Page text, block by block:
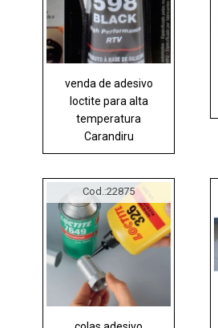
venda de adesivo
loctite para alta
temperatura
Carandiru
Cod.:22875